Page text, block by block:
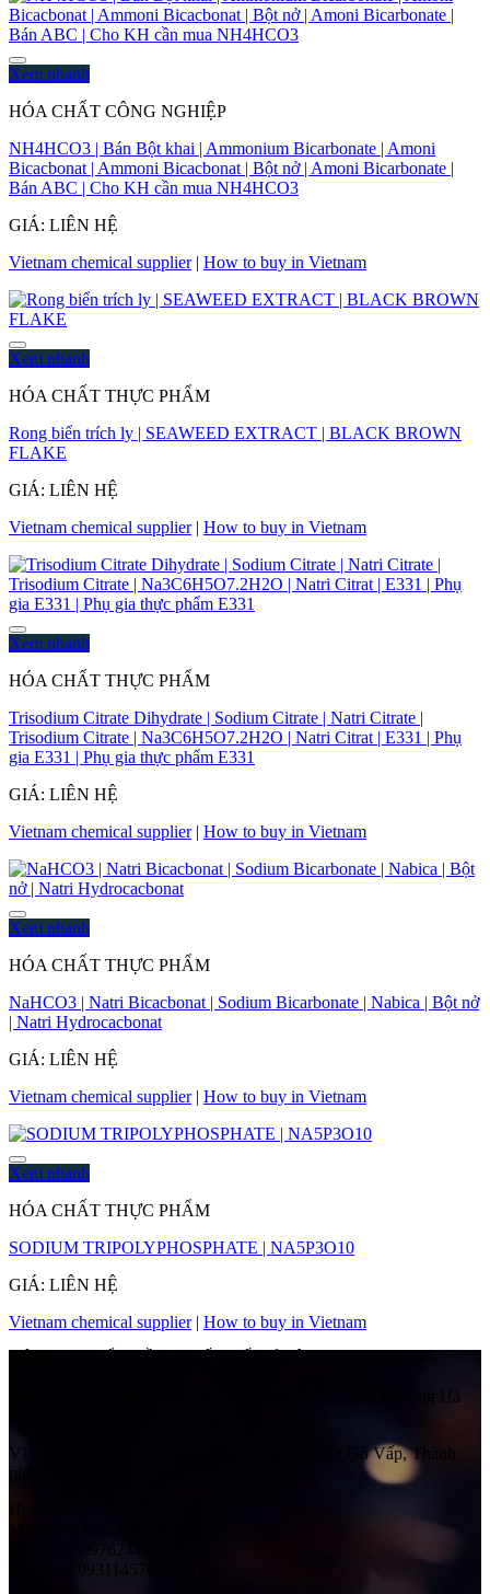
Xem nhanh
HÓA CHẤT CÔNG NGHIỆP
NH4HCO3 | Bán Bột khai | Ammonium Bicarbonate | Amoni
Bicacbonat | Ammoni Bicacbonat | Bột nở | Amoni Bicarbonate |
Bán ABC | Cho KH cần mua NH4HCO3
GIÁ: LIÊN HỆ
Vietnam chemical supplier| How to buy in Vietnam
Xem nhanh
HÓA CHẤT THỰC PHẨM
Rong biển trích ly | SEAWEED EXTRACT | BLACK BROWN
FLAKE
GIÁ: LIÊN HỆ
Vietnam chemical supplier| How to buy in Vietnam
Xem nhanh
HÓA CHẤT THỰC PHẨM
Trisodium Citrate Dihydrate | Sodium Citrate | Natri Citrate |
Trisodium Citrate | Na3C6H5O7.2H2O | Natri Citrat | E331 | Phụ
gia E331 | Phụ gia thực phẩm E331
GIÁ: LIÊN HỆ
Vietnam chemical supplier| How to buy in Vietnam
Xem nhanh
HÓA CHẤT THỰC PHẨM
NaHCO3 | Natri Bicacbonat | Sodium Bicarbonate | Nabica | Bột nở
| Natri Hydrocacbonat
GIÁ: LIÊN HỆ
Vietnam chemical supplier| How to buy in Vietnam
Xem nhanh
HÓA CHẤT THỰC PHẨM
SODIUM TRIPOLYPHOSPHATE | NA5P3O10
GIÁ: LIÊN HỆ
Vietnam chemical supplier| How to buy in Vietnam
Số 41 Ngách 58 Ngõ 108, Đường Trần Phú, Phường Hà
VP HCM:
Số 525/1/10H Quang Trung, Phường Gò Vấp, Thành
phố Hồ Chí Minh, Việt Nam
Hotline:
Mr. Ngọc Anh: 0983565628
Mr. Tuấn: 0976244181 (HN)
Mr. Lâm: 0931145765 (SG)